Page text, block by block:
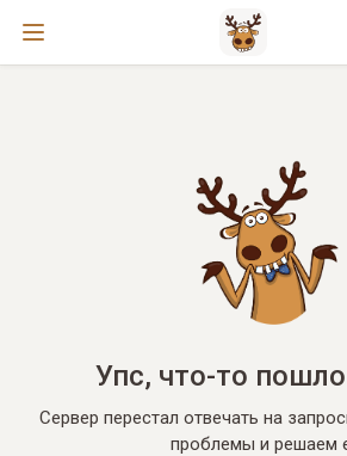
Упс, что-то
Сервер перестал отвечать на
проблемы и решаем